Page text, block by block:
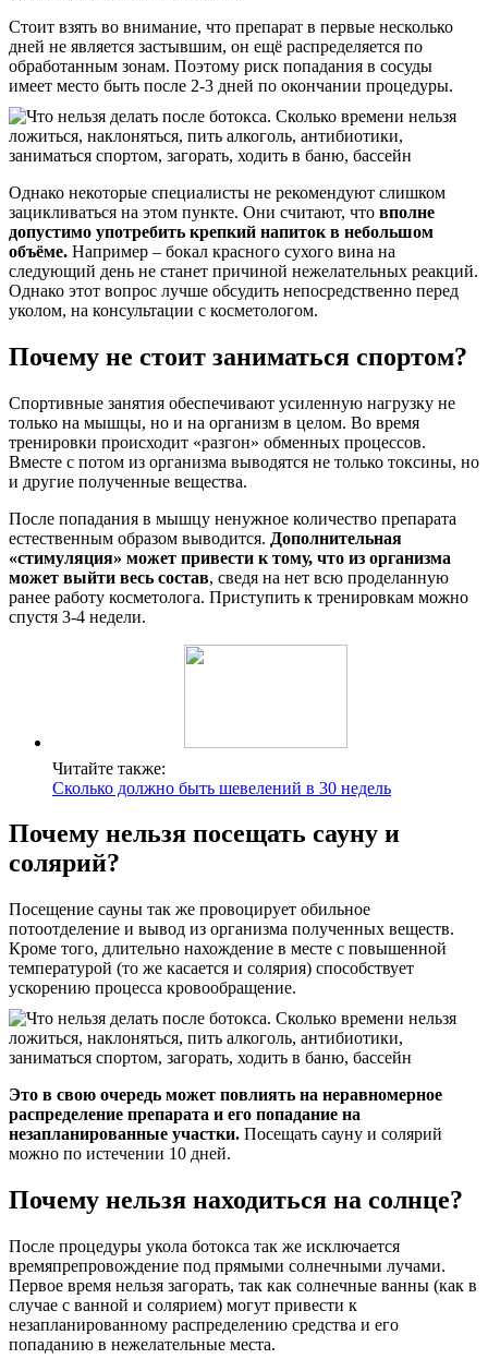
Стоит взять во внимание, что препарат в первые несколько
дней не является застывшим, он ещё распределяется по
обработанным зонам. Поэтому риск попадания в сосуды
имеет место быть после 2-3 дней по окончании процедуры.
Однако некоторые специалисты не рекомендуют слишком
зацикливаться на этом пункте. Они считают, что вполне
допустимо употребить крепкий напиток в небольшом
объёме. Например – бокал красного сухого вина на
следующий день не станет причиной нежелательных реакций.
Однако этот вопрос лучше обсудить непосредственно перед
уколом, на консультации с косметологом.
Почему не стоит заниматься спортом?
Спортивные занятия обеспечивают усиленную нагрузку не
только на мышцы, но и на организм в целом. Во время
тренировки происходит «разгон» обменных процессов.
Вместе с потом из организма выводятся не только токсины, но
и другие полученные вещества.
После попадания в мышцу ненужное количество препарата
естественным образом выводится. Дополнительная
«стимуляция» может привести к тому, что из организма
может выйти весь состав, сведя на нет всю проделанную
ранее работу косметолога. Приступить к тренировкам можно
спустя 3-4 недели.
Читайте также:
Сколько должно быть шевелений в 30 недель
Почему нельзя посещать сауну и
солярий?
Посещение сауны так же провоцирует обильное
потоотделение и вывод из организма полученных веществ.
Кроме того, длительно нахождение в месте с повышенной
температурой (то же касается и солярия) способствует
ускорению процесса кровообращение.
Это в свою очередь может повлиять на неравномерное
распределение препарата и его попадание на
незапланированные участки. Посещать сауну и солярий
можно по истечении 10 дней.
Почему нельзя находиться на солнце?
После процедуры укола ботокса так же исключается
времяпрепровождение под прямыми солнечными лучами.
Первое время нельзя загорать, так как солнечные ванны (как в
случае с ванной и солярием) могут привести к
незапланированному распределению средства и его
попаданию в нежелательные места.